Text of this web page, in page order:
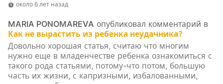
около 6 лет назад
MARIA PONOMAREVA опубликовал комментарий в
Как не вырастить из ребенка неудачника?
Довольно хорошая статья, считаю что многим
нужно еще в младенчестве ребенка ознакомиться с
такого рода статьями, потому-что потом, большую
часть их жизни, с капризными, избалованными,